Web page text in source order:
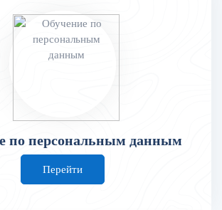
по персональным данным
Перейти